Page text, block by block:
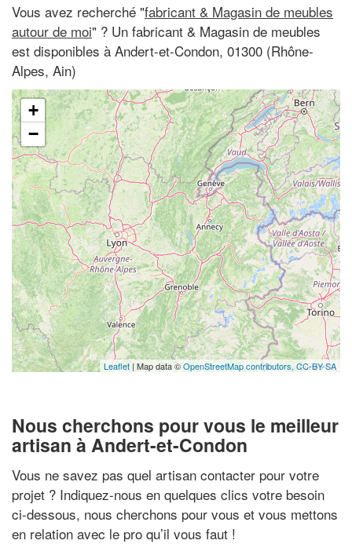
Vous avez recherché "fabricant & Magasin de meubles
autour de moi" ? Un fabricant & Magasin de meubles
est disponibles à Andert-et-Condon, 01300 (Rhône-
Alpes, Ain)
+
−
Leaflet | Map data ©OpenStreetMap contributors, CC-BY-SA
Nous cherchons pour vous le meilleur
artisan à Andert-et-Condon
Vous ne savez pas quel artisan contacter pour votre
projet ? Indiquez-nous en quelques clics votre besoin
ci-dessous, nous cherchons pour vous et vous mettons
en relation avec le pro qu’il vous faut !